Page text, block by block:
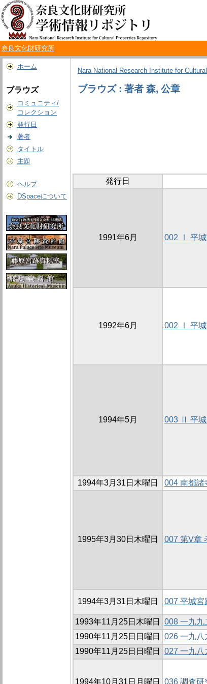
奈良文化財研究所
ホーム
ブラウズ
コミュニティ/
コレクション
発行日
著者
タイトル
主題
ヘルプ
DSpaceについて
Nara National Research Institute for
ブラウズ : 著者 森, 公章
発行日
1991年6月 002 Ⅰ 平城
1992年6月 002 Ⅰ 平城
1994年5月 003 Ⅱ 平城
1994年3月31日木曜日
004 南都諸
1995年3月30日木曜日 007 第V章
1994年3月31日木曜日 007 平城宮
1993年11月25日木曜日
008 一九
1990年11月25日日曜日
026 一九
1990年11月25日日曜日
027 一九
1994年10月31日月曜日 036 調査研